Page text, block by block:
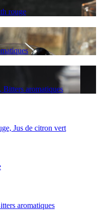
rouge
aromatiques
Jus de citron vert
aromatiques